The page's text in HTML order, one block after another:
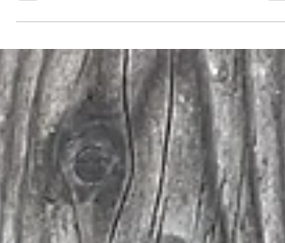
Waldboden. Die Hänge leuchten in warmen Tönen – Gold,
Rostrot und sattes Orange wechseln sich mit dem tiefen
der Nadelbäume ab. Die herbstliche Bergwelt ist ein Fest für
die Sinne – und die perfekte Zeit, um draußen Kraft beim
Wandern zu tanken und abends bei einem warmen,
Gericht zur Ruhe zu ko